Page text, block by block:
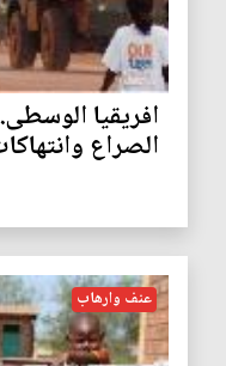
افريقيا
الصراع
عنف وارهاب